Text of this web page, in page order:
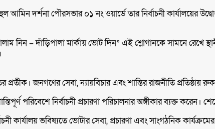
আমিন দর্শনা পৌরসভার ০১ নং ওয়ার্ডে তার নির্বাচনী কার্যালয়ের
নিন – দাঁড়িপালা মার্কায় ভোট দিন” এই শ্লোগানকে সামনে
প্রতীক। জনগণের সেবা, ন্যায়বিচার এবং শান্তির রাজনীতি
পরিবেশে নির্বাচনী প্রচারণা পরিচালনার অঙ্গীকার ব্যক্ত
কার্যালয় ভবিষ্যতে ভোটার সেবা, প্রচারণা এবং সাংগঠনিক